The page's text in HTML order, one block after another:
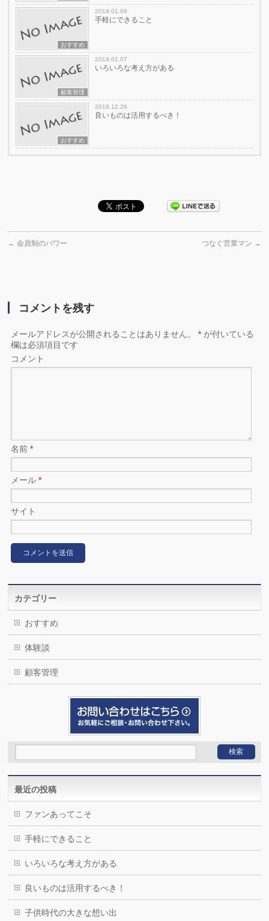
おすすめ
2019.01.09
手軽にできること
顧客管理
2019.01.07
いろいろな考え方がある
おすすめ
2018.12.26
良いものは活用するべき！
← 会員制のパワー つなぐ営業マン →
コメントを残す
メールアドレスが公開されることはありません。 * が付いている
欄は必須項目です
コメント
名前*
メール*
サイト
カテゴリー
おすすめ
体験談
顧客管理
最近の投稿
ファンあってこそ
手軽にできること
いろいろな考え方がある
良いものは活用するべき！
子供時代の大きな想い出